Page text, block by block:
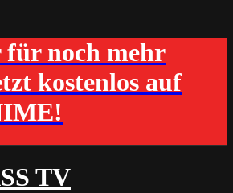
noch mehr
kostenlos auf
TV